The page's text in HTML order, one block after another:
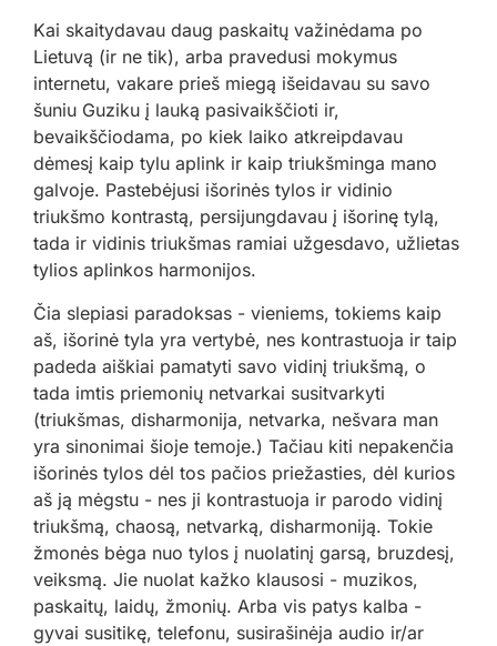
Kai skaitydavau daug paskaitų važinėdama po
Lietuvą (ir ne tik), arba pravedusi mokymus
internetu, vakare prieš miegą išeidavau su savo
šuniu Guziku į lauką pasivaikščioti ir,
bevaikščiodama, po kiek laiko atkreipdavau
dėmesį kaip tylu aplink ir kaip triukšminga mano
galvoje. Pastebėjusi išorinės tylos ir vidinio
triukšmo kontrastą, persijungdavau į išorinę tylą,
tada ir vidinis triukšmas ramiai užgesdavo, užlietas
tylios aplinkos harmonijos.
Čia slepiasi paradoksas - vieniems, tokiems kaip
aš, išorinė tyla yra vertybė, nes kontrastuoja ir taip
padeda aiškiai pamatyti savo vidinį triukšmą, o
tada imtis priemonių netvarkai susitvarkyti
(triukšmas, disharmonija, netvarka, nešvara man
yra sinonimai šioje temoje.) Tačiau kiti nepakenčia
išorinės tylos dėl tos pačios priežasties, dėl kurios
aš ją mėgstu - nes ji kontrastuoja ir parodo vidinį
triukšmą, chaosą, netvarką, disharmoniją. Tokie
žmonės bėga nuo tylos į nuolatinį garsą, bruzdesį,
veiksmą. Jie nuolat kažko klausosi - muzikos,
paskaitų, laidų, žmonių. Arba vis patys kalba -
gyvai susitikę, telefonu, susirašinėja audio ir/ar